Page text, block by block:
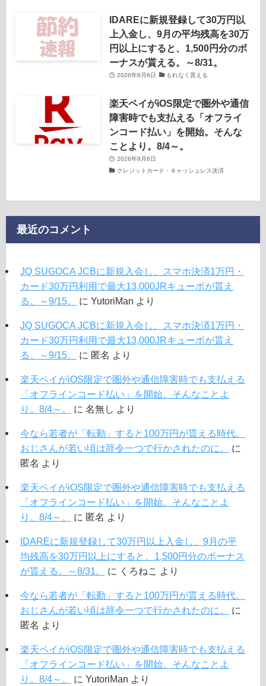
IDAREに新規登録して30万円以
上入金し、9月の平均残高を30万
円以上にすると、1,500円分のボ
ーナスが貰える。～8/31。
2026年8月6日 もれなく貰える
楽天ペイがiOS限定で圏外や通信
障害時でも支払える「オフライ
ンコード払い」を開始。そんな
ことより。8/4～。
2026年8月6日
クレジットカード・キャッシュレス決済
最近のコメント
JQ SUGOCA JCBに新規入会し、スマホ決済1万円・
カード30万円利用で最大13,000JRキューポが貰え
る。～9/15。
に YutoriMan より
JQ SUGOCA JCBに新規入会し、スマホ決済1万円・
カード30万円利用で最大13,000JRキューポが貰え
る。～9/15。
に 匿名 より
楽天ペイがiOS限定で圏外や通信障害時でも支払える
「オフラインコード払い」を開始。そんなことよ
り。8/4～。
に 名無し より
今なら若者が「転勤」すると100万円が貰える時代。
おじさんが若い頃は辞令一つで行かされたのに。
に
匿名 より
楽天ペイがiOS限定で圏外や通信障害時でも支払える
「オフラインコード払い」を開始。そんなことよ
り。8/4～。
に 匿名 より
IDAREに新規登録して30万円以上入金し、9月の平
均残高を30万円以上にすると、1,500円分のボーナス
が貰える。～8/31。
に くろねこ より
今なら若者が「転勤」すると100万円が貰える時代。
おじさんが若い頃は辞令一つで行かされたのに。
に
匿名 より
楽天ペイがiOS限定で圏外や通信障害時でも支払える
「オフラインコード払い」を開始。そんなことよ
り。8/4～。
に YutoriMan より